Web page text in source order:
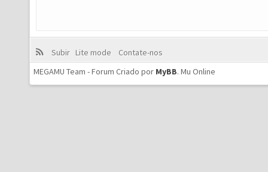
Subir Lite mode
Contate-nos
MEGAMU Team - Forum Criado por MyBB. Mu Online